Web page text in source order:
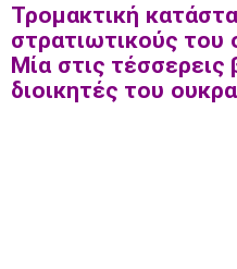
Τρομακτική
στρατιωτικούς του
Μία στις τέσσερεις
διοικητές του